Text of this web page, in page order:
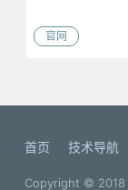
官网
首页 技术导航
Copyright © 2018